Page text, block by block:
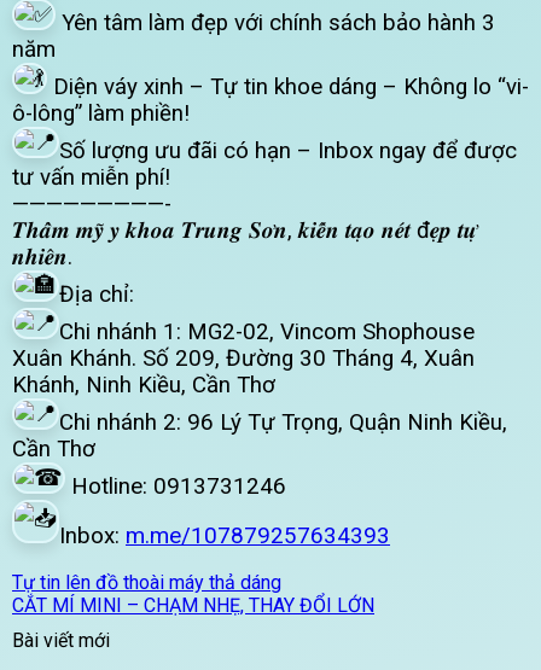
Yên tâm làm đẹp với chính sách bảo hành 3
năm
Diện váy xinh – Tự tin khoe dáng – Không lo “vi-
ô-lông” làm phiền!
Số lượng ưu đãi có hạn – Inbox ngay để được
tư vấn miễn phí!
—————————-
𝑻𝒉𝒂̂̉𝒎 𝒎𝒚̃ 𝒚 𝒌𝒉𝒐𝒂 𝑻𝒓𝒖𝒏𝒈 𝑺𝒐̛𝒏, 𝒌𝒊𝒆̂́𝒏 𝒕𝒂̣𝒐 𝒏𝒆́𝒕 đ𝒆̣𝒑 𝒕𝒖̛̣
𝒏𝒉𝒊𝒆̂𝒏.
Địa chỉ:
Chi nhánh 1: MG2-02, Vincom Shophouse
Xuân Khánh. Số 209, Đường 30 Tháng 4, Xuân
Khánh, Ninh Kiều, Cần Thơ
Chi nhánh 2: 96 Lý Tự Trọng, Quận Ninh Kiều,
Cần Thơ
Hotline: 0913731246
Inbox: m.me/107879257634393
Tự tin lên đồ thoài máy thả dáng
CẮT MÍ MINI – CHẠM NHẸ, THAY ĐỔI LỚN
Bài viết mới